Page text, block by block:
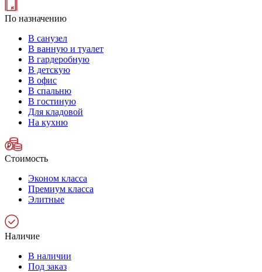
По назначению
В санузел
В ванную и туалет
В гардеробную
В детскую
В офис
В спальню
В гостиную
Для кладовой
На кухню
Стоимость
Эконом класса
Премиум класса
Элитные
Наличие
В наличии
Под заказ